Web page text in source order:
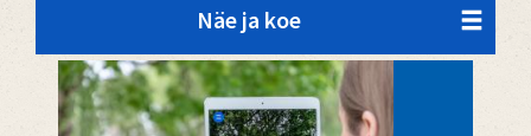
Näe ja koe